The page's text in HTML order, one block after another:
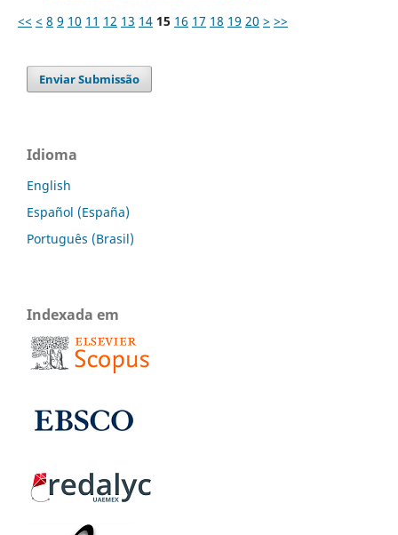
<< < 8 9 10 11 12 13 14 15 16 17 18 19 20 > >>
Enviar Submissão
Idioma
English
Español (España)
Português (Brasil)
Indexada em